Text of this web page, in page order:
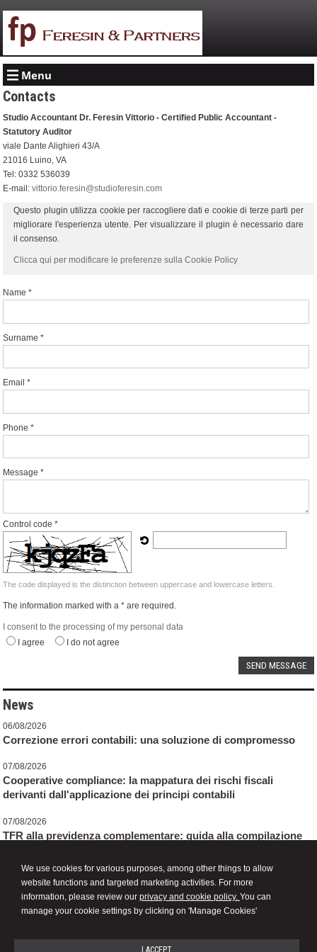
We use cookies for various purposes, among other things to allow
website functions and targeted marketing activities. For more
information, please review our privacy and cookie policy. You can
manage your cookie settings by clicking on 'Manage Cookies'
I ACCEPT
Menu
Contacts
Studio Accountant Dr. Feresin Vittorio - Certified Public Accountant -
Statutory Auditor
viale Dante Alighieri 43/A
21016 Luino,VA
Tel:0332 536039
E-mail:vittorio.feresin@studioferesin.com
Questo plugin utilizza cookie per raccogliere dati e cookie di terze parti per
migliorare l'esperienza utente. Per visualizzare il plugin è necessario dare
il consenso.
Clicca qui per modificare le preferenze sulla Cookie Policy
Name *
Surname *
Email *
Phone *
Message *
Control code *
The code displayed is the distinction between uppercase and lowercase letters.
The information marked with a * are required.
I consent to the processing of my personal data
I agree
I do not agree
News
06/08/2026
Correzione errori contabili: una soluzione di compromesso
07/08/2026
Cooperative compliance: la mappatura dei rischi fiscali
derivanti dall'applicazione dei principi contabili
07/08/2026
TFR alla previdenza complementare: guida alla compilazione
Statutory Auditor